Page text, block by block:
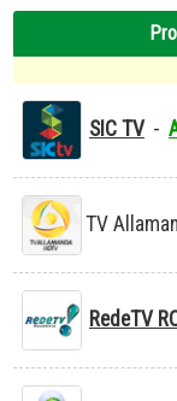
SIC TV -
TV
RedeTV